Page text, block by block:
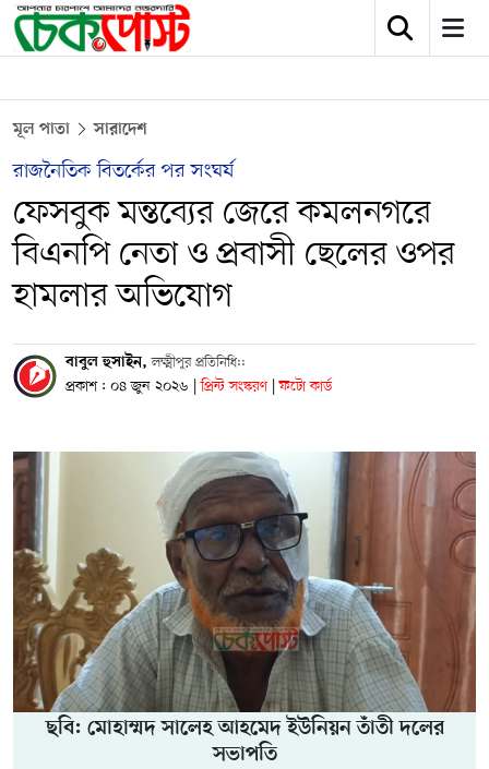
মূল পাতা সারাদেশ
রাজনৈতিক বিতর্কের পর সংঘর্ষ
ফেসবুক মন্তব্যের জেরে কমলনগরে
বিএনপি নেতা ও প্রবাসী ছেলের ওপর
হামলার অভিযোগ
বাবুল হুসাইন,লক্ষ্মীপুর প্রতিনিধি::
প্রকাশ : ০৪ জুন ২০২৬ | প্রিন্ট সংস্করণ | ফটো কার্ড
ছবি: মোহাম্মদ সালেহ আহমেদ ইউনিয়ন তাঁতী দলের
সভাপতি